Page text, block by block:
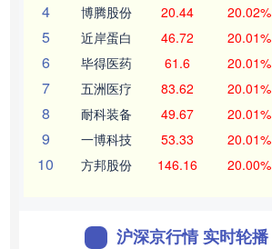
4 博腾股份 20.44 20.02%
5 近岸蛋白 46.72 20.01%
6 毕得医药 61.6 20.01%
7 五洲医疗 83.62 20.01%
8 耐科装备 49.67 20.01%
9 一博科技 53.33 20.01%
10 方邦股份 146.16 20.00%
沪深京行情 实时轮播